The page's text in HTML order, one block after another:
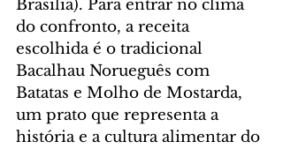
Brasília). Para entrar no clima
do confronto, a receita
escolhida é o tradicional
Bacalhau Norueguês com
Batatas e Molho de Mostarda,
um prato que representa a
história e a cultura alimentar do